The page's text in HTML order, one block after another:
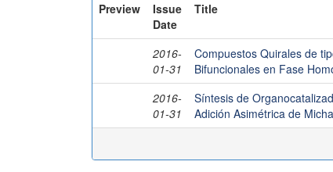
Preview
Issue
Date
Title
2016-
01-31
Compuestos Quirales de
Bifuncionales en Fase
2016-
01-31
Síntesis de
Adición Asimétrica de